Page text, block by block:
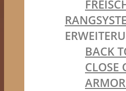
BACK
CLOSE